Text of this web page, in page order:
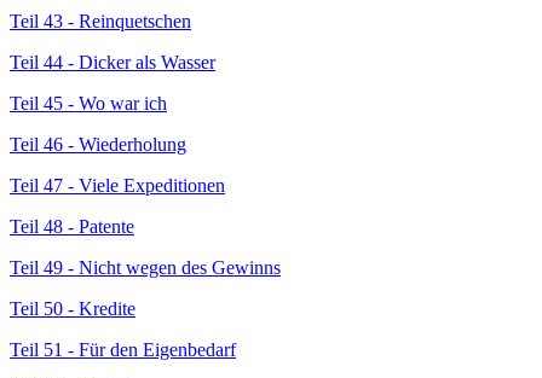
Teil 43 - Reinquetschen
Teil 44 - Dicker als Wasser
Teil 45 - Wo war ich
Teil 46 - Wiederholung
Teil 47 - Viele Expeditionen
Teil 48 - Patente
Teil 49 - Nicht wegen des Gewinns
Teil 50 - Kredite
Teil 51 - Für den Eigenbedarf